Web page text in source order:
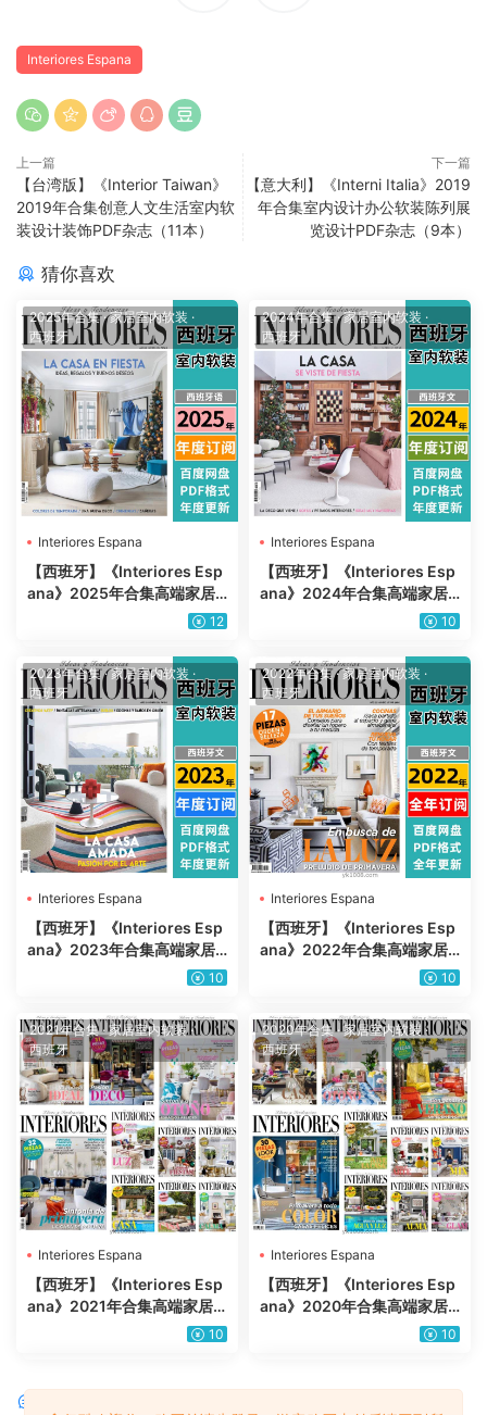
Interiores Espana
上一篇
【台湾版】《Interior Taiwan》
2019年合集创意人文生活室内软
装设计装饰PDF杂志（11本）
下一篇
【意大利】《Interni Italia》2019
年合集室内设计办公软装陈列展
览设计PDF杂志（9本）
猜你喜欢
2025年合集·家居室内软装 ·
西班牙
Interiores Espana
【西班牙】《Interiores Esp
ana》2025年合集高端家居
室内软装家具优雅使用设计P
12
2024年合集·家居室内软装 ·
西班牙
Interiores Espana
【西班牙】《Interiores Esp
ana》2024年合集高端家居
室内软装家具优雅使用设计P
10
2023年合集·家居室内软装 ·
西班牙
Interiores Espana
【西班牙】《Interiores Esp
ana》2023年合集高端家居
室内软装家具优雅使用设计P
10
2022年合集·家居室内软装 ·
西班牙
Interiores Espana
【西班牙】《Interiores Esp
ana》2022年合集高端家居
室内软装家具优雅使用设计P
10
2021年合集 ·家居室内软装·
西班牙
Interiores Espana
【西班牙】《Interiores Esp
ana》2021年合集高端家居
室内软装家具优雅使用设计P
10
2020年合集·家居室内软装 ·
西班牙
Interiores Espana
【西班牙】《Interiores Esp
ana》2020年合集高端家居
室内软装家具优雅使用设计P
10